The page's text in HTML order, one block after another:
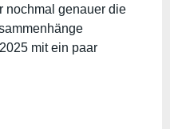
nochmal genauer die
mit ein paar